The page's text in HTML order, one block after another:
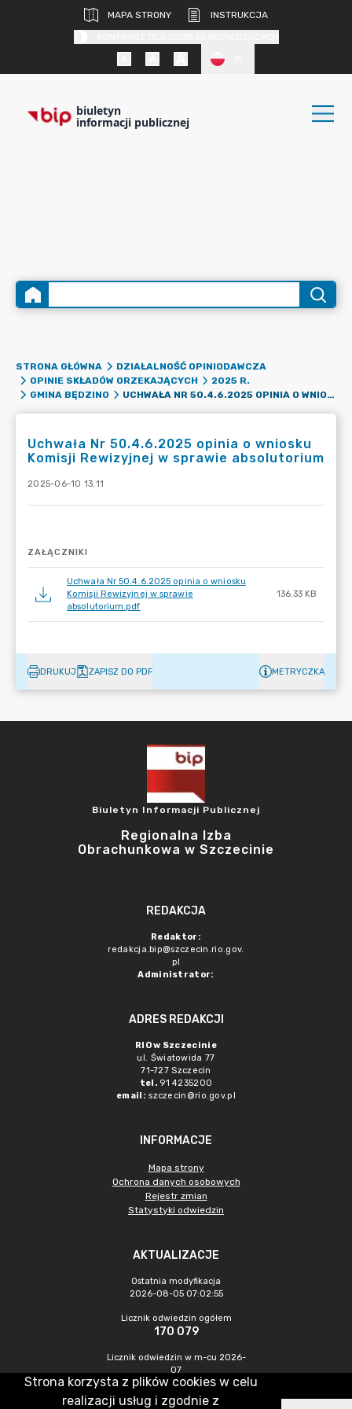
MAPA STRONY
INSTRUKCJA
biuletyn
informacji publicznej
STRONA GŁÓWNA
DZIAŁALNOŚĆ OPINIODAWCZA
OPINIE SKŁADÓW ORZEKAJĄCYCH
2025 R.
GMINA BĘDZINO
UCHWAŁA NR 50.4.6.2025 OPINIA O WNIOSKU KOMISJI REWIZYJNEJ W SPRAWIE ABSOLUTORIUM
Uchwała Nr 50.4.6.2025 opinia o wniosku
Komisji Rewizyjnej w sprawie absolutorium
2025-06-10 13:11
ZAŁĄCZNIKI
Uchwała Nr 50.4.6.2025 opinia o wniosku
Komisji Rewizyjnej w sprawie
absolutorium.pdf
136.33 KB
DRUKUJ ZAPISZ DO PDF METRYCZKA
Biuletyn Informacji Publicznej
Regionalna Izba
Obrachunkowa w Szczecinie
REDAKCJA
Redaktor:
redakcja.bip@szczecin.rio.gov.
pl
Administrator:
ADRES REDAKCJI
RIO w Szczecinie
ul. Światowida 77
71-727 Szczecin
tel. 91 4235200
email: szczecin@rio.gov.pl
INFORMACJE
Mapa strony
Ochrona danych osobowych
Rejestr zmian
Statystyki odwiedzin
AKTUALIZACJE
Ostatnia modyfikacja
2026-08-05 07:02:55
Licznik odwiedzin ogółem
170 079
Licznik odwiedzin w m-cu 2026-
07
307
Strona korzysta z plików cookies w celu
realizacji usług i zgodnie z